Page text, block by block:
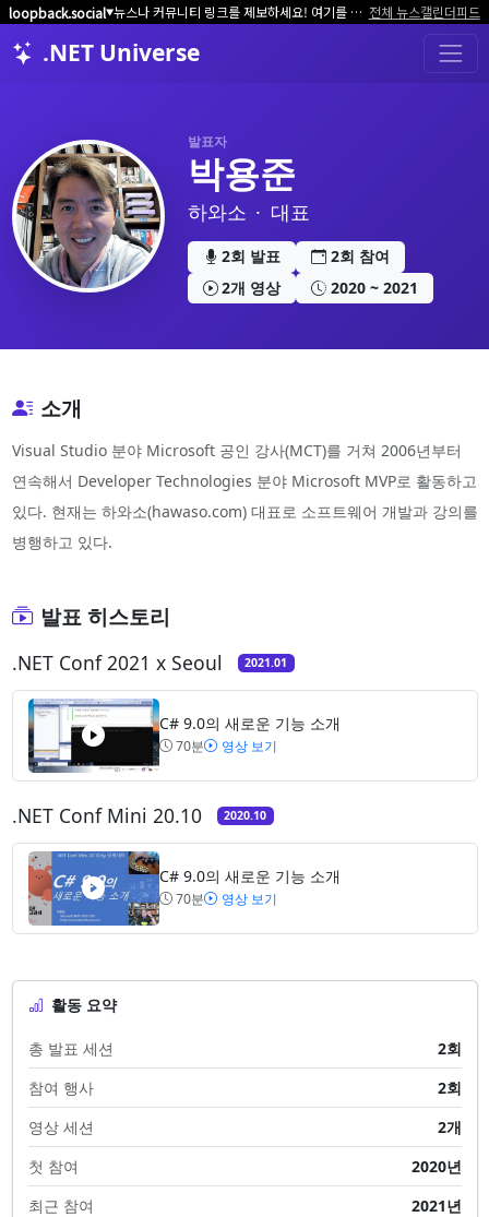
loopback.social▼ 뉴스나 커뮤니티 링크를 제보하세요! 여기를 클릭해서 알려주세요. 전체 뉴스캘린더피드
.NET Universe
발표자
박용준
하와소 · 대표
2회 발표
2회 참여
2개 영상
2020 ~ 2021
소개
Visual Studio 분야 Microsoft 공인 강사(MCT)를 거쳐 2006년부터
연속해서 Developer Technologies 분야 Microsoft MVP로 활동하고
있다. 현재는 하와소(hawaso.com) 대표로 소프트웨어 개발과 강의를
병행하고 있다.
발표 히스토리
.NET Conf 2021 x Seoul 2021.01
C# 9.0의 새로운 기능 소개
70분 영상 보기
.NET Conf Mini 20.10 2020.10
C# 9.0의 새로운 기능 소개
70분 영상 보기
활동 요약
총 발표 세션
2회
참여 행사
2회
영상 세션
2개
첫 참여
2020년
최근 참여
2021년